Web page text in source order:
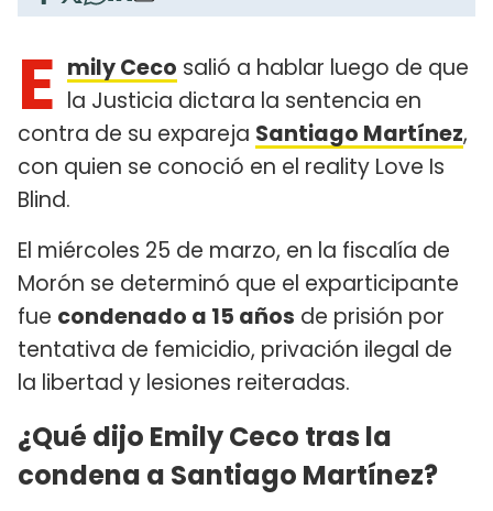
E mily Ceco salió a hablar luego de que
la Justicia dictara la sentencia en
contra de su expareja Santiago Martínez,
con quien se conoció en el reality Love Is
Blind.
El miércoles 25 de marzo, en la fiscalía de
Morón se determinó que el exparticipante
fue condenado a 15 años de prisión por
tentativa de femicidio, privación ilegal de
la libertad y lesiones reiteradas.
¿Qué dijo Emily Ceco tras la
condena a Santiago Martínez?